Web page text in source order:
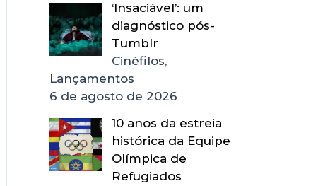
‘Insaciável’: um
diagnóstico pós-
Tumblr
Cinéfilos,
Lançamentos
6 de agosto de 2026
10 anos da estreia
histórica da Equipe
Olímpica de
Refugiados